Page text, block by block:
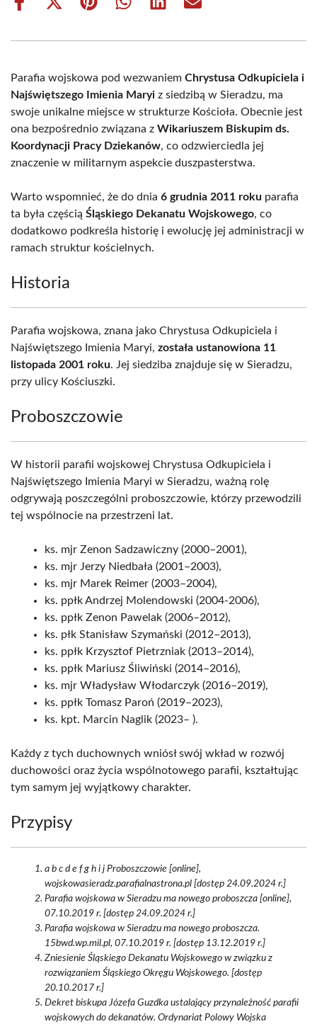
Share
Share
(Twitter)
Share Share Share Share
Parafia wojskowa pod wezwaniem Chrystusa Odkupiciela i
Najświętszego Imienia Maryi z siedzibą w Sieradzu, ma
swoje unikalne miejsce w strukturze Kościoła. Obecnie jest
ona bezpośrednio związana z Wikariuszem Biskupim ds.
Koordynacji Pracy Dziekanów, co odzwierciedla jej
znaczenie w militarnym aspekcie duszpasterstwa.
Warto wspomnieć, że do dnia 6 grudnia 2011 roku parafia
ta była częścią Śląskiego Dekanatu Wojskowego, co
dodatkowo podkreśla historię i ewolucję jej administracji w
ramach struktur kościelnych.
Historia
Parafia wojskowa, znana jako Chrystusa Odkupiciela i
Najświętszego Imienia Maryi, została ustanowiona 11
listopada 2001 roku. Jej siedziba znajduje się w Sieradzu,
przy ulicy Kościuszki.
Proboszczowie
W historii parafii wojskowej Chrystusa Odkupiciela i
Najświętszego Imienia Maryi w Sieradzu, ważną rolę
odgrywają poszczególni proboszczowie, którzy przewodzili
tej wspólnocie na przestrzeni lat.
ks. mjr Zenon Sadzawiczny (2000–2001),
ks. mjr Jerzy Niedbała (2001–2003),
ks. mjr Marek Reimer (2003–2004),
ks. ppłk Andrzej Molendowski (2004-2006),
ks. ppłk Zenon Pawelak (2006–2012),
ks. płk Stanisław Szymański (2012–2013),
ks. ppłk Krzysztof Pietrzniak (2013–2014),
ks. ppłk Mariusz Śliwiński (2014–2016),
ks. mjr Władysław Włodarczyk (2016–2019),
ks. ppłk Tomasz Paroń (2019–2023),
ks. kpt. Marcin Naglik (2023– ).
Każdy z tych duchownych wniósł swój wkład w rozwój
duchowości oraz życia wspólnotowego parafii, kształtując
tym samym jej wyjątkowy charakter.
Przypisy
a b c d e f g h i j Proboszczowie [online],
wojskowasieradz.parafialnastrona.pl [dostęp 24.09.2024 r.]
Parafia wojskowa w Sieradzu ma nowego proboszcza [online],
07.10.2019 r. [dostęp 24.09.2024 r.]
Parafia wojskowa w Sieradzu ma nowego proboszcza.
15bwd.wp.mil.pl, 07.10.2019 r. [dostęp 13.12.2019 r.]
Zniesienie Śląskiego Dekanatu Wojskowego w związku z
rozwiązaniem Śląskiego Okręgu Wojskowego. [dostęp
20.10.2017 r.]
Dekret biskupa Józefa Guzdka ustalający przynależność parafii
wojskowych do dekanatów. Ordynariat Polowy Wojska